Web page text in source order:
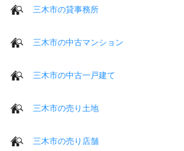
三木市の貸事務所
三木市の中古マンション
三木市の中古一戸建て
三木市の売り土地
三木市の売り店舗